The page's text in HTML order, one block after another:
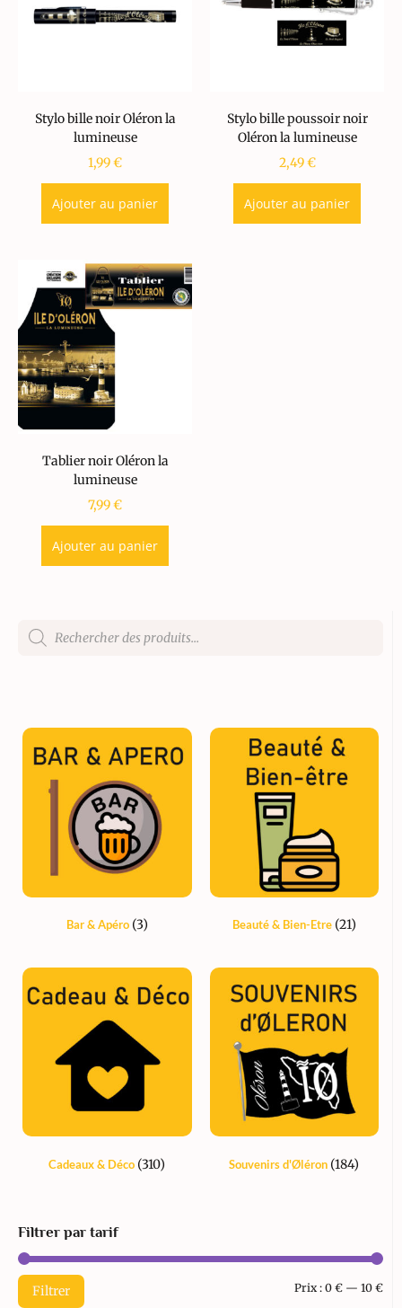
Bar & Apéro (3) Beauté & Bien-Etre (21)
Cadeaux & Déco (310) Souvenirs d'Øléron (184)
Filtrer par tarif
Filtrer Prix : 0 € — 10 €
Stylo bille noir Oléron la
lumineuse
1,99€
Ajouter au panier
Stylo bille poussoir noir
Oléron la lumineuse
2,49€
Ajouter au panier
Tablier noir Oléron la
lumineuse
7,99€
Ajouter au panier